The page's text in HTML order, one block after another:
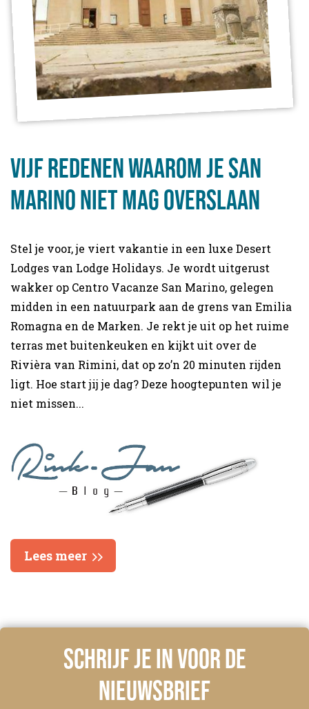
Vijf redenen waarom je San
marino niet mag overslaan
Stel je voor, je viert vakantie in een luxe Desert
Lodges van Lodge Holidays. Je wordt uitgerust
wakker op Centro Vacanze San Marino, gelegen
midden in een natuurpark aan de grens van Emilia
Romagna en de Marken. Je rekt je uit op het ruime
terras met buitenkeuken en kijkt uit over de
Rivièra van Rimini, dat op zo’n 20 minuten rijden
ligt. Hoe start jij je dag? Deze hoogtepunten wil je
niet missen...
Lees meer
Schrijf je in voor de
nieuwsbrief